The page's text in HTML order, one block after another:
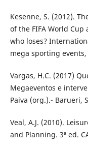
Kesenne, S. (2012).
of the FIFA World
who loses?
mega sporting events,
Vargas, H.C. (2017)
Megaeventos e
Paiva (org.).- Barueri,
Veal, A.J. (2010).
and Planning. 3ª ed.